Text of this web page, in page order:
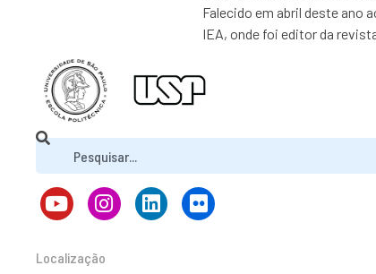
Falecido em abril deste ano
IEA, onde foi editor da
Localização